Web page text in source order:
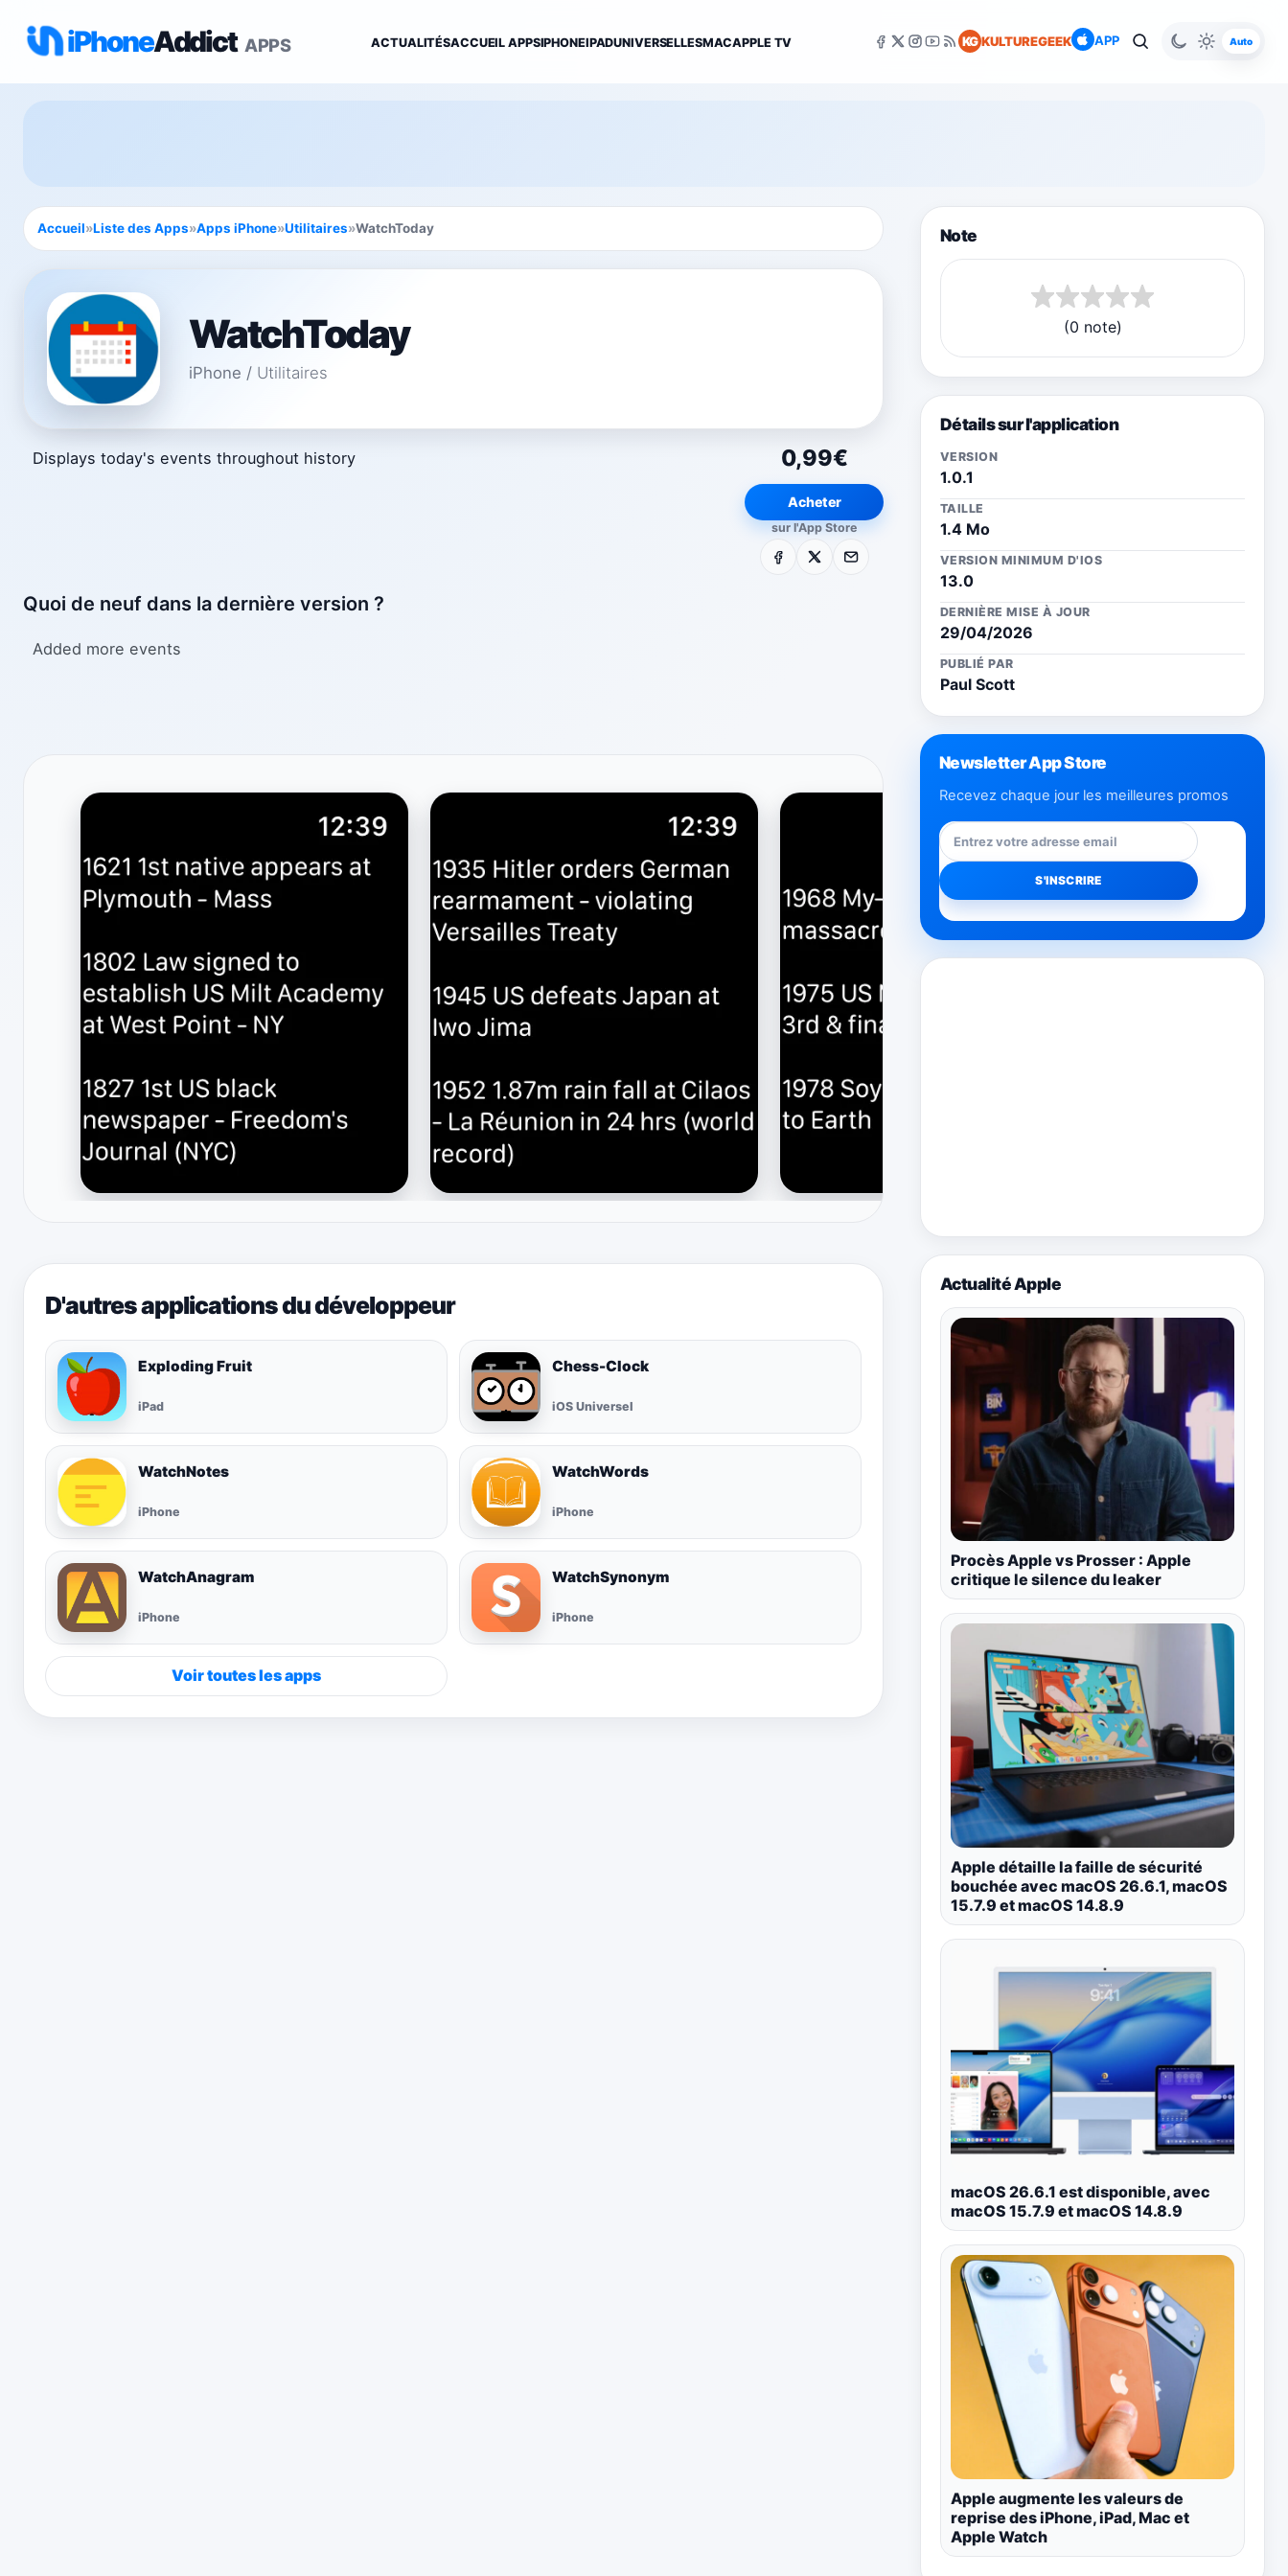
iPhoneAddict APPS ACTUALITÉSACCUEIL APPSIPHONEIPADUNIVERSELLESMACAPPLE TV KG KULTUREGEEK APP Auto
Accueil»Liste des Apps»Apps iPhone»Utilitaires»WatchToday
WatchToday
iPhone / Utilitaires
0,99€
Acheter
sur l'App Store
Facebook E-mail
Displays today's events throughout history
Quoi de neuf dans la dernière version ?
Added more events
D'autres applications du développeur
Exploding Fruit
iPad
Chess-Clock
iOS Universel
WatchNotes
iPhone
WatchWords
iPhone
WatchAnagram
iPhone
WatchSynonym
iPhone
Voir toutes les apps
Note
(0 note)
Détails sur l'application
VERSION
1.0.1
TAILLE
1.4 Mo
VERSION MINIMUM D'IOS
13.0
DERNIÈRE MISE À JOUR
29/04/2026
PUBLIÉ PAR
Paul Scott
Newsletter App Store
Recevez chaque jour les meilleures promos
Actualité Apple
Procès Apple vs Prosser : Apple
critique le silence du leaker
Apple détaille la faille de sécurité
bouchée avec macOS 26.6.1, macOS
15.7.9 et macOS 14.8.9
macOS 26.6.1 est disponible, avec
macOS 15.7.9 et macOS 14.8.9
Apple augmente les valeurs de
reprise des iPhone, iPad, Mac et
Apple Watch